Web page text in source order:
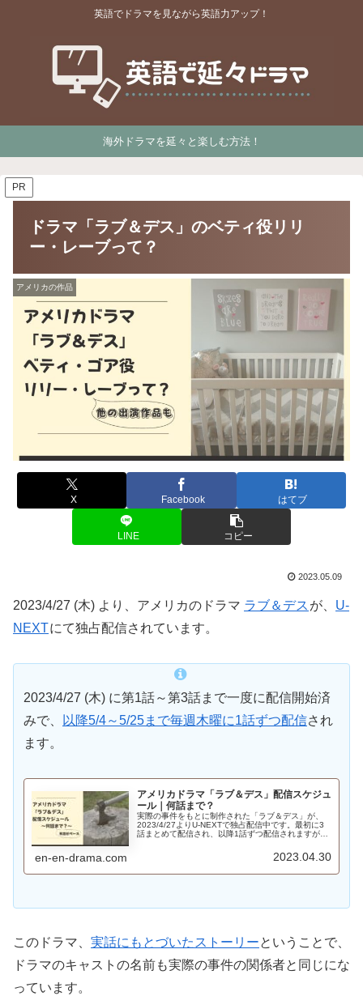
英語でドラマを見ながら英語力アップ！
海外ドラマを延々と楽しむ方法！
PR
ドラマ「ラブ＆デス」のベティ役リリ
ー・レーブって？
アメリカの作品
X Facebook はてブ
LINE コピー
2023.05.09
2023/4/27 (木) より、アメリカのドラマ ラブ＆デス が、 U-
NEXTにて独占配信されています。
2023/4/27 (木) に第1話～第3話まで一度に配信開始済
みで、
以降5/4～5/25まで毎週木曜に1話ずつ配信され
ます。
アメリカドラマ「ラブ＆デス」配信スケジュ
ール｜何話まで？
実際の事件をもとに制作された「ラブ＆デス」が、
2023/4/27よりU-NEXTで独占配信中です。最初に3
話まとめて配信され、以降1話ずつ配信されますが、
en-en-drama.com 2023.04.30
このドラマ、 実話にもとづいたストーリーということで、
ドラマのキャストの名前も実際の事件の関係者と同じにな
っています。